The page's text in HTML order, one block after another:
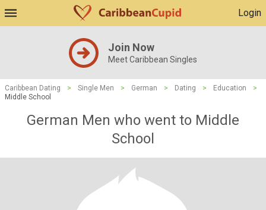
Login
Join Now
Meet Caribbean Singles
Caribbean Dating > Single Men > German > Dating > Education
>
Middle School
German Men who went to Middle
School